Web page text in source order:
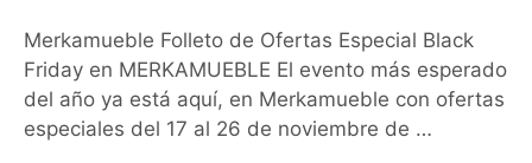
Merkamueble Folleto de Ofertas Especial Black
Friday en MERKAMUEBLE El evento más esperado
del año ya está aquí, en Merkamueble con ofertas
especiales del 17 al 26 de noviembre de …